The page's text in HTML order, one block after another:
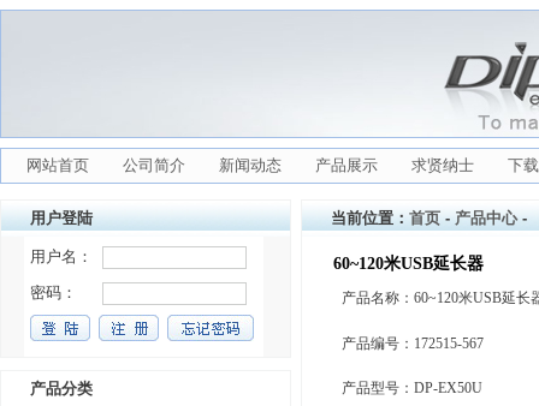
网站首页 公司简介 新闻动态 产品展示 求贤纳士 下
用户登陆
产品分类
当前位置： 首页- 产品中心-
60~120米USB延长器
产品名称：60~120米USB延长
产品编号：172515-567
产品型号：DP-EX50U